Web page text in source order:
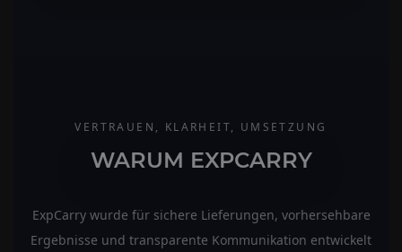
VERTRAUEN, KLARHEIT, UMSETZUNG
WARUM EXPCARRY
ExpCarry wurde für sichere Lieferungen, vorhersehbare
Ergebnisse und transparente Kommunikation entwickelt